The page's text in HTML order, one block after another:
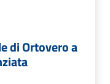
di Ortovero a